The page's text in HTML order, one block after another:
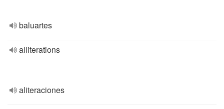
baluartes
alliterations
aliteraciones